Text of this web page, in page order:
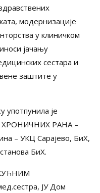
модернизације
у клиничком
јачању
сестара и
заштите у
употпунила је
ХРОНИЧНИХ РАНА –
– УКЦ Сарајево, БиХ,
БиХ.
ЈУ Дом